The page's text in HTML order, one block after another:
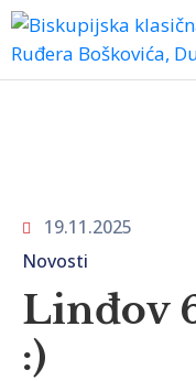
DOKUMENTI
KONTAKT
19.11.2025
Novosti
Linđov
:)